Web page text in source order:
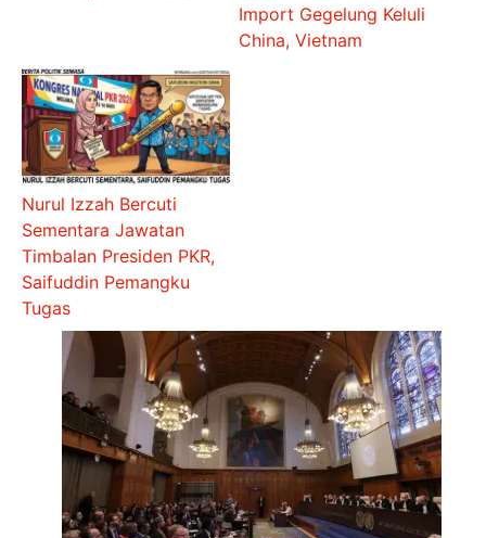
Import Gegelung Keluli
China, Vietnam
Nurul Izzah Bercuti
Sementara Jawatan
Timbalan Presiden PKR,
Saifuddin Pemangku
Tugas